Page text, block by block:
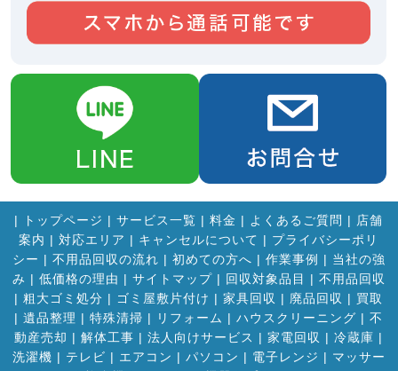
| トップページ | サービス一覧 | 料金 | よくあるご質問 | 店舗
案内 | 対応エリア | キャンセルについて | プライバシーポリ
シー | 不用品回収の流れ | 初めての方へ | 作業事例 | 当社の強
み | 低価格の理由 | サイトマップ| 回収対象品目 | 不用品回収
| 粗大ゴミ処分 | ゴミ屋敷片付け | 家具回収 | 廃品回収 | 買取
| 遺品整理 | 特殊清掃 | リフォーム | ハウスクリーニング | 不
動産売却 | 解体工事 | 法人向けサービス | 家電回収 | 冷蔵庫 |
洗濯機 | テレビ | エアコン | パソコン | 電子レンジ | マッサー